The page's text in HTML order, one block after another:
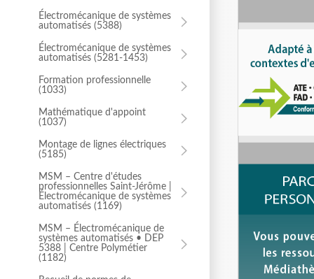
Électromécanique de systèmes
automatisés (5388)
Électromécanique de systèmes
automatisés (5281-1453)
Formation professionnelle
(1033)
Mathématique d'appoint
(1037)
Montage de lignes électriques
(5185)
MSM – Centre d'études
professionnelles Saint-Jérôme |
Électromécanique de systèmes
automatisés (1169)
MSM – Électromécanique de
systèmes automatisés • DEP
5388 | Centre Polymétier
(1182)
Électromécanique de systèmes
automatisés (5281-1453)
Montage de lignes électriques
(5185)
électroniques audiovidéos
(5271-5022)
MSM – Centre d'études
Électromécanique de systèmes
automatisés (1169)
MSM – Électromécanique de
5388 | Centre Polymétier
(1182)